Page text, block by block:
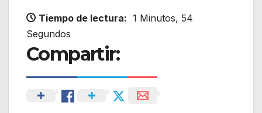
Tiempo de lectura: 1 Minutos, 54
Segundos
Compartir: